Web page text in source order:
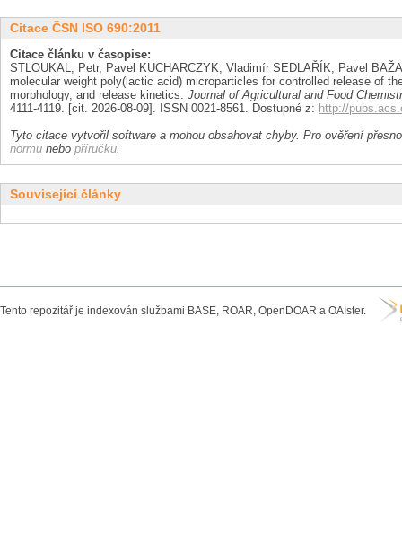
Citace ČSN ISO 690:2011
Citace článku v časopise:
STLOUKAL, Petr, Pavel KUCHARCZYK, Vladimír SEDLAŘÍK, Pavel
molecular weight poly(lactic acid) microparticles for controlled release of
morphology, and release kinetics. Journal of Agricultural and Food
4111-4119. [cit. 2026-08-09]. ISSN 0021-8561. Dostupné z: http://
Tyto citace vytvořil software a mohou obsahovat chyby. Pro ověření
normu nebo příručku.
Související články
Tento repozitář je indexován službami BASE, ROAR, OpenDOAR a OAIster.